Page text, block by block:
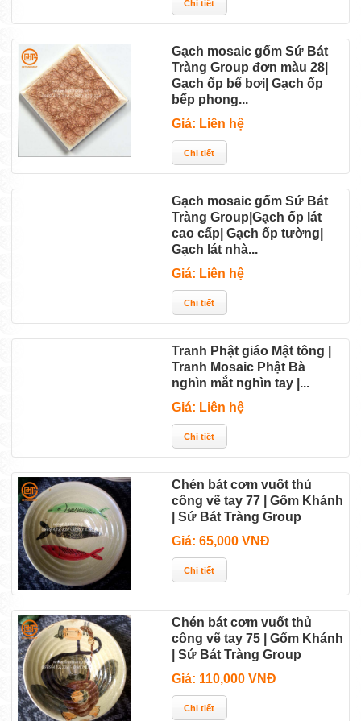
Gạch mosaic gốm Sứ Bát
Tràng Group đơn màu 28|
Gạch ốp bể bơi| Gạch ốp
bếp phong...
Giá: Liên hệ
Gạch mosaic gốm Sứ Bát
Tràng Group|Gạch ốp lát
cao cấp| Gạch ốp tường|
Gạch lát nhà...
Giá: Liên hệ
Tranh Phật giáo Mật tông |
Tranh Mosaic Phật Bà
nghìn mắt nghìn tay |...
Giá: Liên hệ
Chén bát cơm vuốt thủ
công vẽ tay 77 | Gốm Khánh
| Sứ Bát Tràng Group
Giá: 65,000 VNĐ
Chén bát cơm vuốt thủ
công vẽ tay 75 | Gốm Khánh
| Sứ Bát Tràng Group
Giá: 110,000 VNĐ